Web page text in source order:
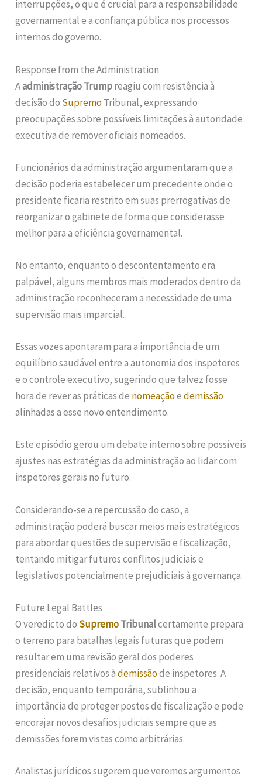
interrupções, o que é crucial para a responsabilidade
governamental e a confiança pública nos processos
internos do governo.
Response from the Administration
Aadministração Trumpreagiu com resistência à
decisão do SupremoTribunal, expressando
preocupações sobre possíveis limitações à autoridade
executiva de remover oficiais nomeados.
Funcionários da administração argumentaram que a
decisão poderia estabelecer um precedente onde o
presidente ficaria restrito em suas prerrogativas de
reorganizar o gabinete de forma que considerasse
melhor para a eficiência governamental.
No entanto, enquanto o descontentamento era
palpável, alguns membros mais moderados dentro da
administração reconheceram a necessidade de uma
supervisão mais imparcial.
Essas vozes apontaram para a importância de um
equilíbrio saudável entre a autonomia dos inspetores
e o controle executivo, sugerindo que talvez fosse
hora de rever as práticas de nomeaçãoedemissão
alinhadas a esse novo entendimento.
Este episódio gerou um debate interno sobre possíveis
ajustes nas estratégias da administração ao lidar com
inspetores gerais no futuro.
Considerando-se a repercussão do caso, a
administração poderá buscar meios mais estratégicos
para abordar questões de supervisão e fiscalização,
tentando mitigar futuros conflitos judiciais e
legislativos potencialmente prejudiciais à governança.
Future Legal Battles
O veredicto do SupremoTribunalcertamente prepara
o terreno para batalhas legais futuras que podem
resultar em uma revisão geral dos poderes
presidenciais relativos àdemissãode inspetores. A
decisão, enquanto temporária, sublinhou a
importância de proteger postos de fiscalização e pode
encorajar novos desafios judiciais sempre que as
demissões forem vistas como arbitrárias.
Analistas jurídicos sugerem que veremos argumentos